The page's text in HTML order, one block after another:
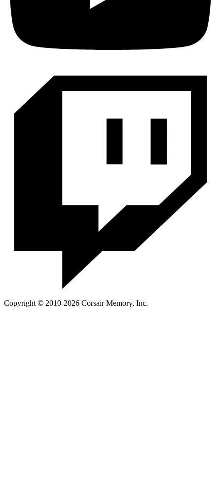
Copyright © 2010-2026 Corsair Memory, Inc.